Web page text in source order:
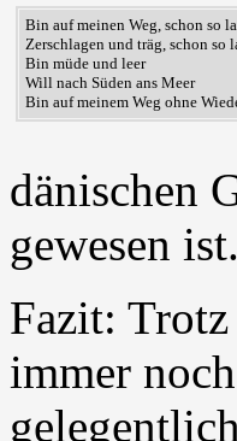
Bin auf meinen Weg, schon so
Zerschlagen und träg, schon so
Bin müde und leer
Will nach Süden ans Meer
Bin auf meinem Weg ohne
dänischen
gewesen ist.
Fazit:
immer